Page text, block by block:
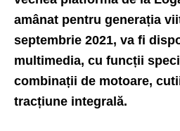
amânat pentru generația
septembrie 2021, va fi
multimedia, cu funcții
combinații de motoare,
tracțiune integrală.